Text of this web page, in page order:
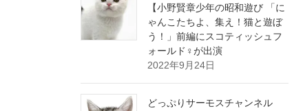
【小野賢章少年の昭和遊び 「に
ゃんこたちよ、集え！猫と遊ぼ
う！」前編にスコティッシュフ
ォールド♀が出演
2022年9月24日
どっぷりサーモスチャンネル